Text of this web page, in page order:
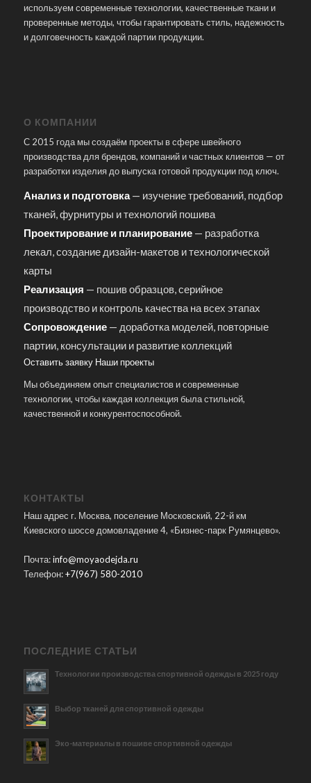
используем современные технологии, качественные ткани и
проверенные методы, чтобы гарантировать стиль, надежность
и долговечность каждой партии продукции.
О КОМПАНИИ
С 2015 года мы создаём проекты в сфере швейного
производства для брендов, компаний и частных клиентов — от
разработки изделия до выпуска готовой продукции под ключ.
Анализ и подготовка— изучение требований, подбор
тканей, фурнитуры и технологий пошива
Проектирование и планирование— разработка
лекал, создание дизайн-макетов и технологической
карты
Реализация — пошив образцов, серийное
производство и контроль качества на всех этапах
Сопровождение— доработка моделей, повторные
партии, консультации и развитие коллекций
Оставить заявку Наши проекты
Мы объединяем опыт специалистов и современные
технологии, чтобы каждая коллекция была стильной,
качественной и конкурентоспособной.
КОНТАКТЫ
Наш адрес г. Москва, поселение Московский, 22-й км
Киевского шоссе домовладение 4, «Бизнес-парк Румянцево».
Почта:info@moyaodejda.ru
Телефон:+7(967) 580-2010
ПОСЛЕДНИЕ СТАТЬИ
Технологии производства спортивной одежды в 2025 году
Выбор тканей для спортивной одежды
Эко-материалы в пошиве спортивной одежды